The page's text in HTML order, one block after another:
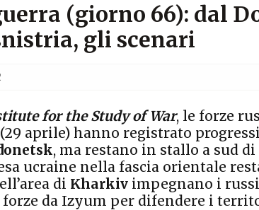
(giorno 66): dal
gli scenari
for the Study of War, le forze
aprile) hanno registrato
, ma restano in stallo a sud di
ucraine nella fascia orientale
di Kharkiv impegnano i
forze da Izyum per difendere i